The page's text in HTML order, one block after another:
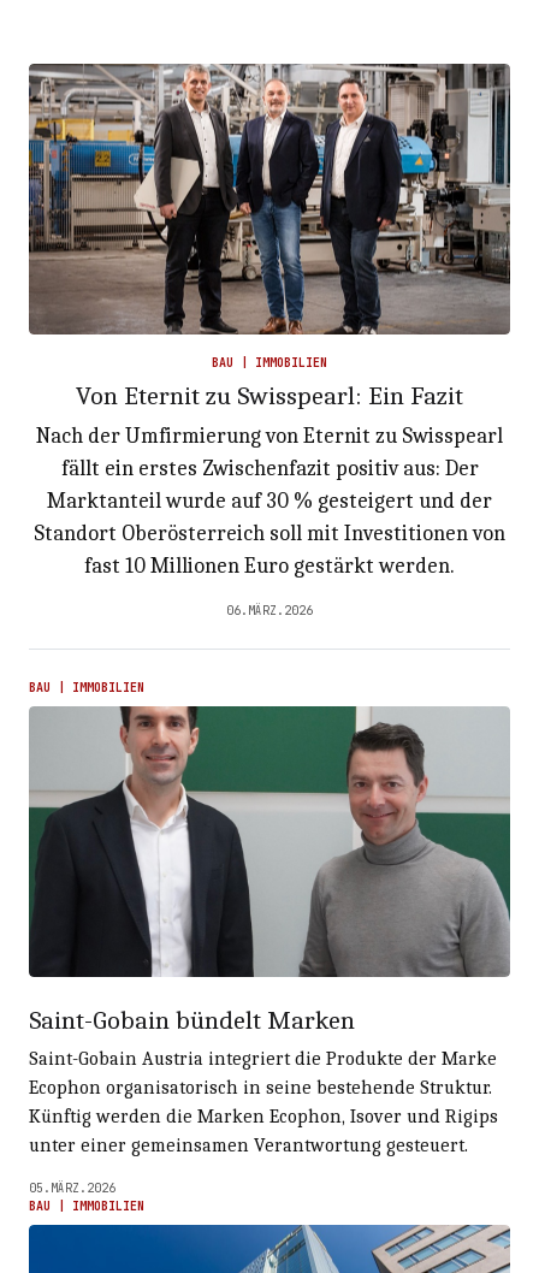
BAU | IMMOBILIEN
Von Eternit zu Swisspearl: Ein Fazit
Nach der Umfirmierung von Eternit zu Swisspearl
fällt ein erstes Zwischenfazit positiv aus: Der
Marktanteil wurde auf 30 % gesteigert und der
Standort Oberösterreich soll mit Investitionen von
fast 10 Millionen Euro gestärkt werden.
06.MÄRZ.2026
BAU | IMMOBILIEN
Saint-Gobain bündelt Marken
Saint-Gobain Austria integriert die Produkte der Marke
Ecophon organisatorisch in seine bestehende Struktur.
Künftig werden die Marken Ecophon, Isover und Rigips
unter einer gemeinsamen Verantwortung gesteuert.
05.MÄRZ.2026
BAU | IMMOBILIEN